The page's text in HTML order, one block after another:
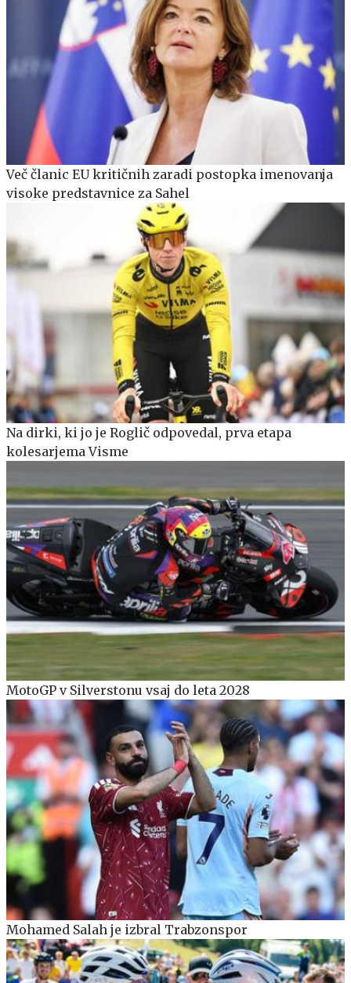
Več članic EU kritičnih zaradi postopka imenovanja
visoke predstavnice za Sahel
Na dirki, ki jo je Roglič odpovedal, prva etapa
kolesarjema Visme
MotoGP v Silverstonu vsaj do leta 2028
Mohamed Salah je izbral Trabzonspor